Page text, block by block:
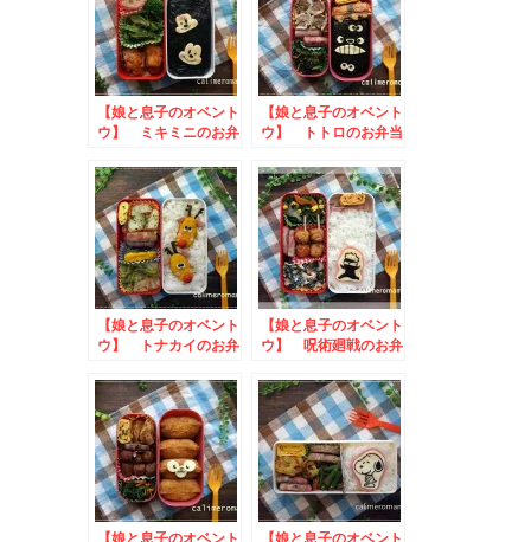
【娘と息子のオベント
ウ】 ミキミニのお弁
具まつり キャラ弁・
キャラスイーツコンテ
スト
【娘と息子のオベント
ウ】 トトロのお弁当
【娘と息子のオベント
ウ】 トナカイのお弁
【娘と息子のオベント
ウ】 呪術廻戦のお弁
【娘と息子のオベント
【娘と息子のオベント